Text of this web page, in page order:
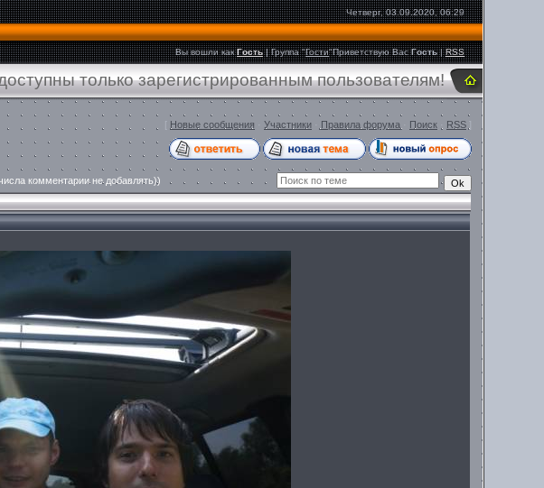
Четверг, 03.09.2020, 06:29
Вы вошли как Гость|Группа"Гости"Приветствую Вас Гость |RSS
только зарегистрированным пользователям!
[ Новые сообщения Участники Правила форума Поиск RSS ]
комментарии не добавлять))